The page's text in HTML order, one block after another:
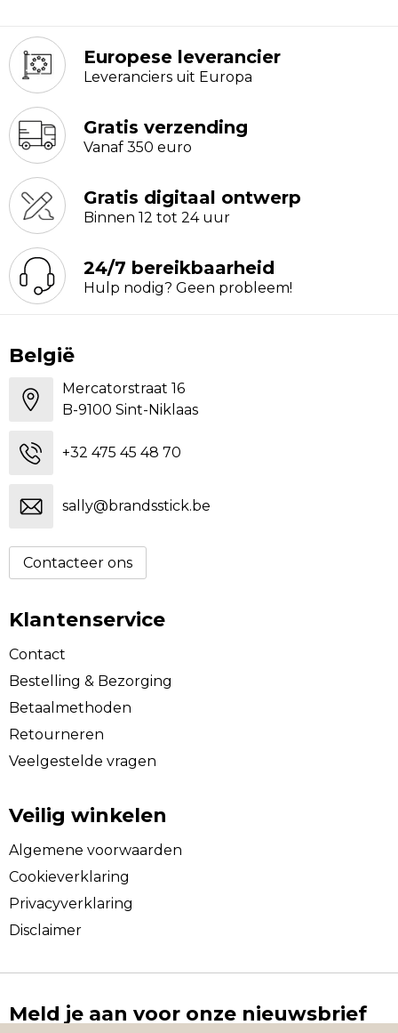
Europese leverancier
Leveranciers uit Europa
Gratis verzending
Vanaf 350 euro
Gratis digitaal ontwerp
Binnen 12 tot 24 uur
24/7 bereikbaarheid
Hulp nodig? Geen probleem!
België
Mercatorstraat 16
B-9100 Sint-Niklaas
+32 475 45 48 70
sally@brandsstick.be
Contacteer ons
Klantenservice
Contact
Bestelling & Bezorging
Betaalmethoden
Retourneren
Veelgestelde vragen
Veilig winkelen
Algemene voorwaarden
Cookieverklaring
Privacyverklaring
Disclaimer
Meld je aan voor onze nieuwsbrief